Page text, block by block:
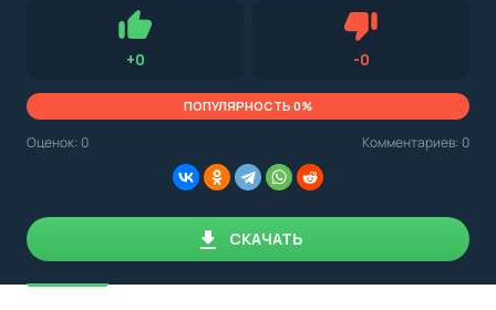
указываем
минимальные
необходимые
обращать внимание на установленную версию Android
OS. Мы указываем минимально необходимую версию для
+0Нравится -0Не нравится
ПОПУЛЯРНОСТЬ 0%
Оценок: 0 Комментариев: 0
СКАЧАТЬ